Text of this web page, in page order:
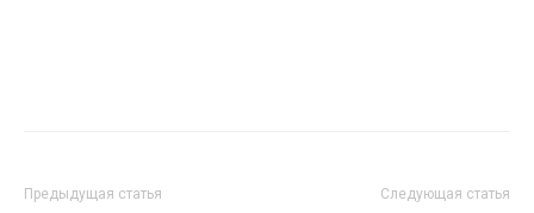
Предыдущая статья Следующая статья